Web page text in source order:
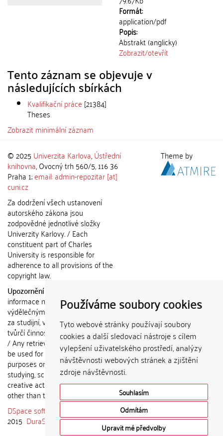
Používáme soubory cookies
Tyto webové stránky používají soubory
cookies a další sledovací nástroje s cílem
vylepšení uživatelského prostředí, analýzy
návštěvnosti webových stránek a zjištění
zdroje návštěvnosti.
Souhlasím
Odmítám
Upravit mé předvolby
Formát:
application/pdf
Popis:
Abstrakt (anglicky)
Zobrazit/otevřít
Tento záznam se objevuje v
následujících sbírkách
Kvalifikační práce [21384]
Theses
Zobrazit minimální záznam
© 2025 Univerzita Karlova,Ústřední
knihovna, Ovocný trh 560/5, 116 36
Praha 1;email: admin-repozitar [at]
cuni.cz
Za dodržení všech ustanovení
autorského zákona jsou
zodpovědné jednotlivé složky
Univerzity Karlovy. / Each
constituent part of Charles
University is responsible for
adherence to all provisions of the
copyright law.
Upozornění / Notice:
informace nemohou být použity k
výdělečným účelům nebo vydávány
za studijní, vědeckou nebo jinou
tvůrčí činnost jiné osoby než autora.
/ Any retrieved information shall not
be used for any commercial
purposes or claimed as results of
studying, scientific or any other
creative activities of any person
other than the author.
DSpace software
copyright © 2002-
2015 DuraSpace
Theme by